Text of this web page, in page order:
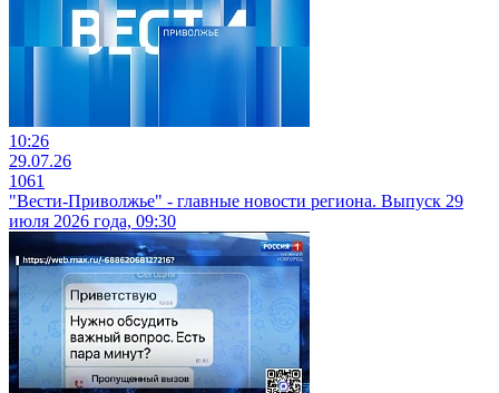
10:26
29.07.26
1061
"Вести-Приволжье" - главные новости региона. Выпуск 29
июля 2026 года, 09:30